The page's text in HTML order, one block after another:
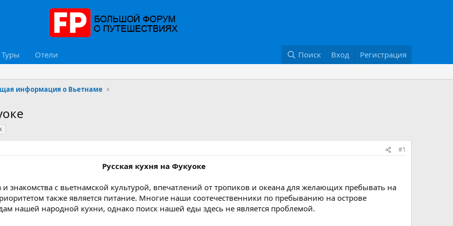
Туры Отели Поиск Вход Регистрация
информация о Вьетнаме
#1
Русская кухня на Фукуоке
знакомства с вьетнамской культурой, впечатлений от тропиков и океана для желающих пребывать на
также является питание. Многие наши соотечественники по пребыванию на острове
нашей народной кухни, однако поиск нашей еды здесь не является проблемой.